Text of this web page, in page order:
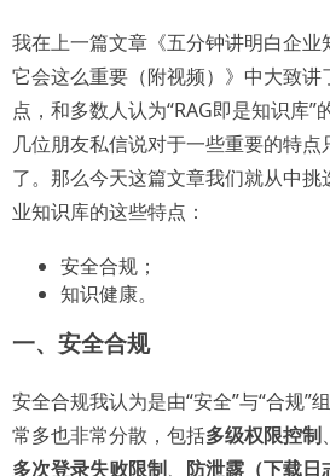
我在上一篇文章《五分钟讲明白企业
它会这么重要（附视频）》中大致
点，和多数人认为“RAG即是知识库
几位朋友私信说对于一些重要的特
了。那么今天这篇文章我们就从中
业知识库的这些特点：
安全合规；
知识健康。
一、安全合规
安全合规我认为是由“安全”与“合规”
常多也非常分散，包括多级权限控制、
多次登录失败限制、 防泄露（下载日